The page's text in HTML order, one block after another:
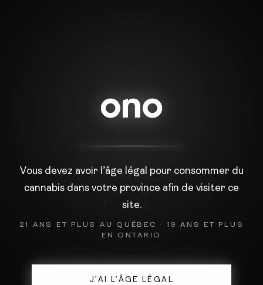
Vous devez avoir l’âge légal pour consommer du
cannabis dans votre province afin de visiter ce
site.
21 ANS ET PLUS AU QUÉBEC · 19 ANS ET PLUS
EN ONTARIO
J’AI L’ÂGE LÉGAL
À PROPOS